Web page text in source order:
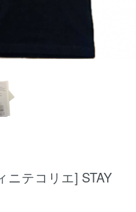
ニテコリエ] STAY